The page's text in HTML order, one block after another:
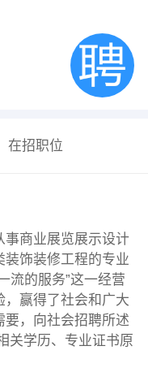
在招职位
事商业展览展示设计
饰装修工程的专业
流的服务”这一经营
赢得了社会和广大
要，向社会招聘所述
关学历、专业证书原